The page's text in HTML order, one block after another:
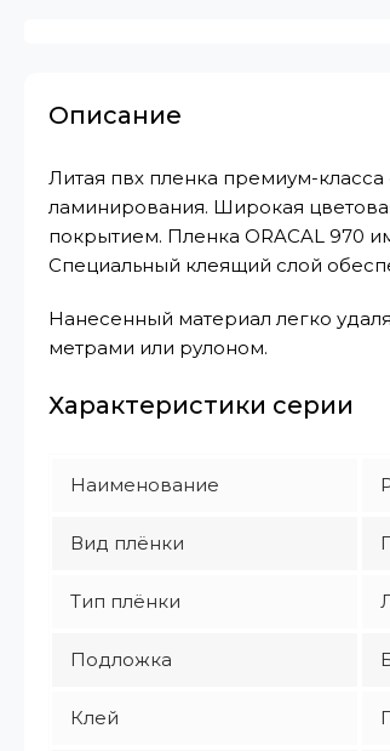
Описание
Литая пвх пленка премиум-
ламинирования. Широкая
покрытием. Пленка ORACAL 970
Специальный клеящий слой
Нанесенный материал легко
метрами или рулоном.
Характеристики серии
Наименование
Вид плёнки
Тип плёнки
Подложка
Клей